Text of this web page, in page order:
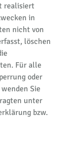
realisiert
in
nicht von
löschen
Für alle
oder
Sie
unter
bzw.